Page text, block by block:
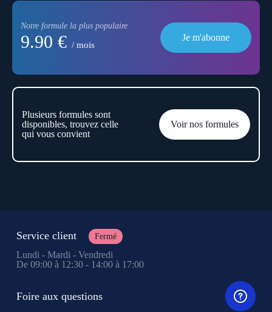
Notre formule la plus populaire
9.90 € / mois
Je m'abonne
Plusieurs formules sont
disponibles, trouvez celle
qui vous convient
Voir nos formules
Service client Fermé
Lundi - Mardi - Vendredi
De 09:00 à 12:30 - 14:00 à 17:00
Foire aux questions